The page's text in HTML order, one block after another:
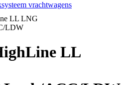
vrachtwagens
LL LNG
LDW
LL